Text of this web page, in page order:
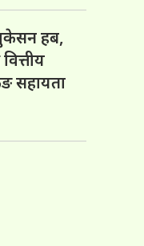
हब,
सहायता